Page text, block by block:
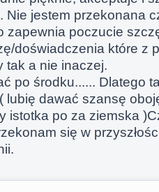
Nie jestem przekonana
zapewnia poczucie
doświadczenia które z
tak a nie inaczej.
po środku...... Dlatego
lubię dawać szansę
istotka po za ziemska
się w